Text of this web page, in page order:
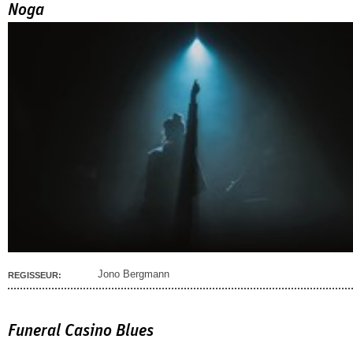
Noga
REGISSEUR: Jono Bergmann
Funeral Casino Blues